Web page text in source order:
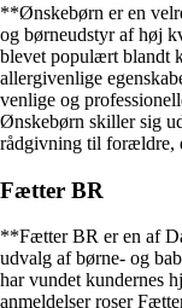
**Ønskebørn er en
og børneudstyr af høj
blevet populært blandt
allergivenlige
venlige og
Ønskebørn skiller sig
rådgivning til forældre,
Fætter BR
**Fætter BR er en af
udvalg af børne- og
har vundet kundernes
anmeldelser roser